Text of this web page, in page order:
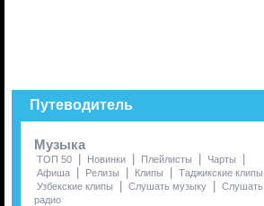
Путеводитель
Музыка
ТОП 50 | Новинки | Плейлисты | Чарты |
Афиша | Релизы | Клипы | Таджикские клипы
Узбекские клипы | Слушать музыку | Слушать
радио